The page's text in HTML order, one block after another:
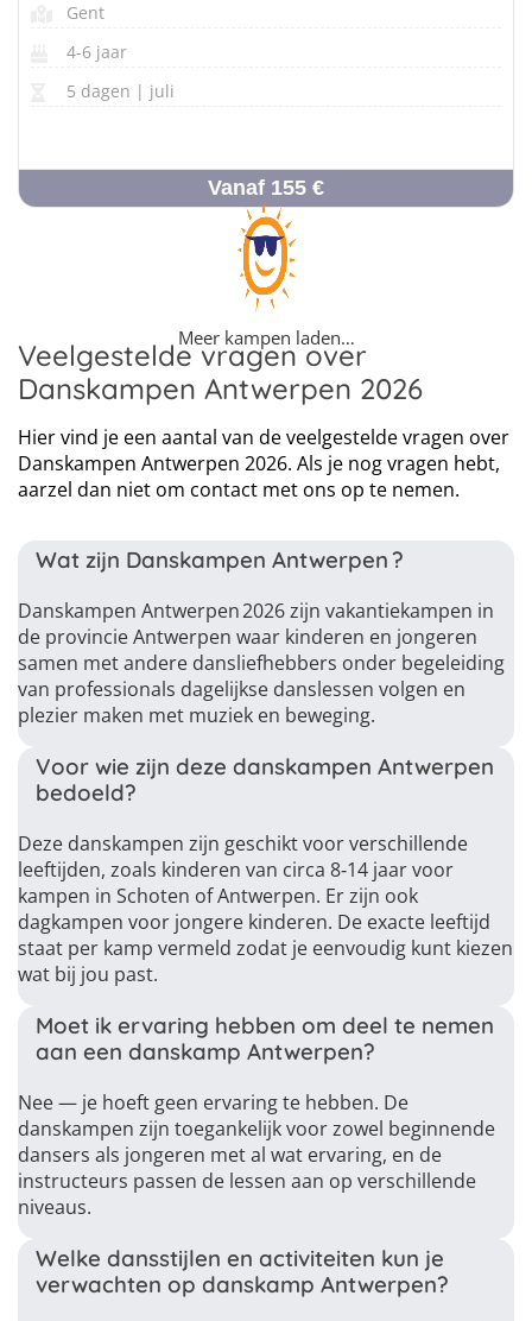
Gent
4-6 jaar
5 dagen | juli
Vanaf 155 €
Meer kampen laden…
Veelgestelde vragen over
Danskampen Antwerpen 2026
Hier vind je een aantal van de veelgestelde vragen over
Danskampen Antwerpen 2026. Als je nog vragen hebt,
aarzel dan niet om contact met ons op te nemen.
Wat zijn Danskampen Antwerpen ?
Danskampen Antwerpen 2026 zijn vakantiekampen in
de provincie Antwerpen waar kinderen en jongeren
samen met andere dansliefhebbers onder begeleiding
van professionals dagelijkse danslessen volgen en
plezier maken met muziek en beweging.
Voor wie zijn deze danskampen Antwerpen
bedoeld?
Deze danskampen zijn geschikt voor verschillende
leeftijden, zoals kinderen van circa 8‑14 jaar voor
kampen in Schoten of Antwerpen. Er zijn ook
dagkampen voor jongere kinderen. De exacte leeftijd
staat per kamp vermeld zodat je eenvoudig kunt kiezen
wat bij jou past.
Moet ik ervaring hebben om deel te nemen
aan een danskamp Antwerpen?
Nee — je hoeft geen ervaring te hebben. De
danskampen zijn toegankelijk voor zowel beginnende
dansers als jongeren met al wat ervaring, en de
instructeurs passen de lessen aan op verschillende
niveaus.
Welke dansstijlen en activiteiten kun je
verwachten op danskamp Antwerpen?